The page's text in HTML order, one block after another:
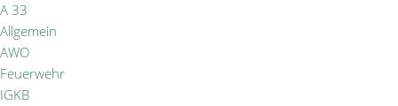
A 33
Allgemein
AWO
Feuerwehr
IGKB